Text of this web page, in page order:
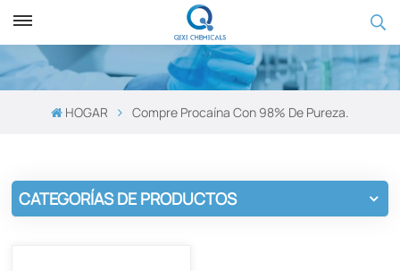
HOGAR Compre Procaína Con 98% De Pureza.
CATEGORÍAS DE PRODUCTOS